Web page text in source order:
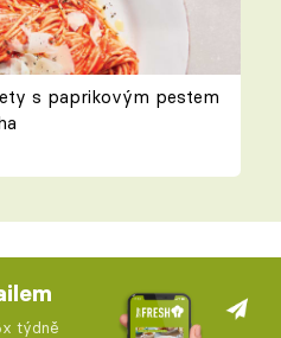
s paprikovým pestem
týdně